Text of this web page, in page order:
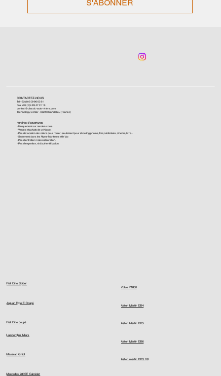
S'ABONNER
Volvo P1800
Aston Martin DB4
Aston Martin DB5
Aston Martin DB6
Aston martin DBS V8
Fiat Dino Spider
Jaguar Type E Coupé
Lamborghini Miura
Maserati Ghibli
Mercedes 280SE Cabriolet
Fiat Dino coupé
CONTACTEZ-NOUS
Tel +33 (0)6 09 96 03 61
Fax +33 (0)4 93 47 01 16
contact@classic-auto-riviera.com
Technology Center - 06210 Mandelieu (France)
horaires d'ouvertures
- Uniquement sur rendez-vous.
- Ventes et achats de véhicule.
- Pas de location de voiture pour rouler, seulement pour shooting photos, film publicitaire, cinéma, livre...
- Seulement dans les Alpes-Maritimes et le Var.
- Pas d'entretien ni de restauration.
- Pas d'expertise, ni d'authentification.